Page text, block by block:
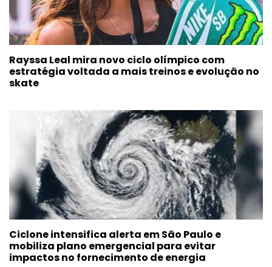
Rayssa Leal mira novo ciclo olímpico com
estratégia voltada a mais treinos e evolução no
skate
Ciclone intensifica alerta em São Paulo e
mobiliza plano emergencial para evitar
impactos no fornecimento de energia